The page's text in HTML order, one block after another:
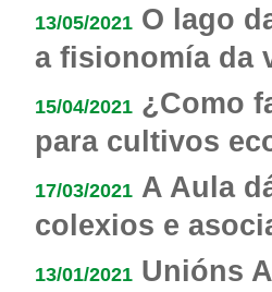
13/05/2021 O lago
a fisionomía da
15/04/2021 ¿Como
para cultivos
17/03/2021 A Aula
colexios e
13/01/2021 Unións